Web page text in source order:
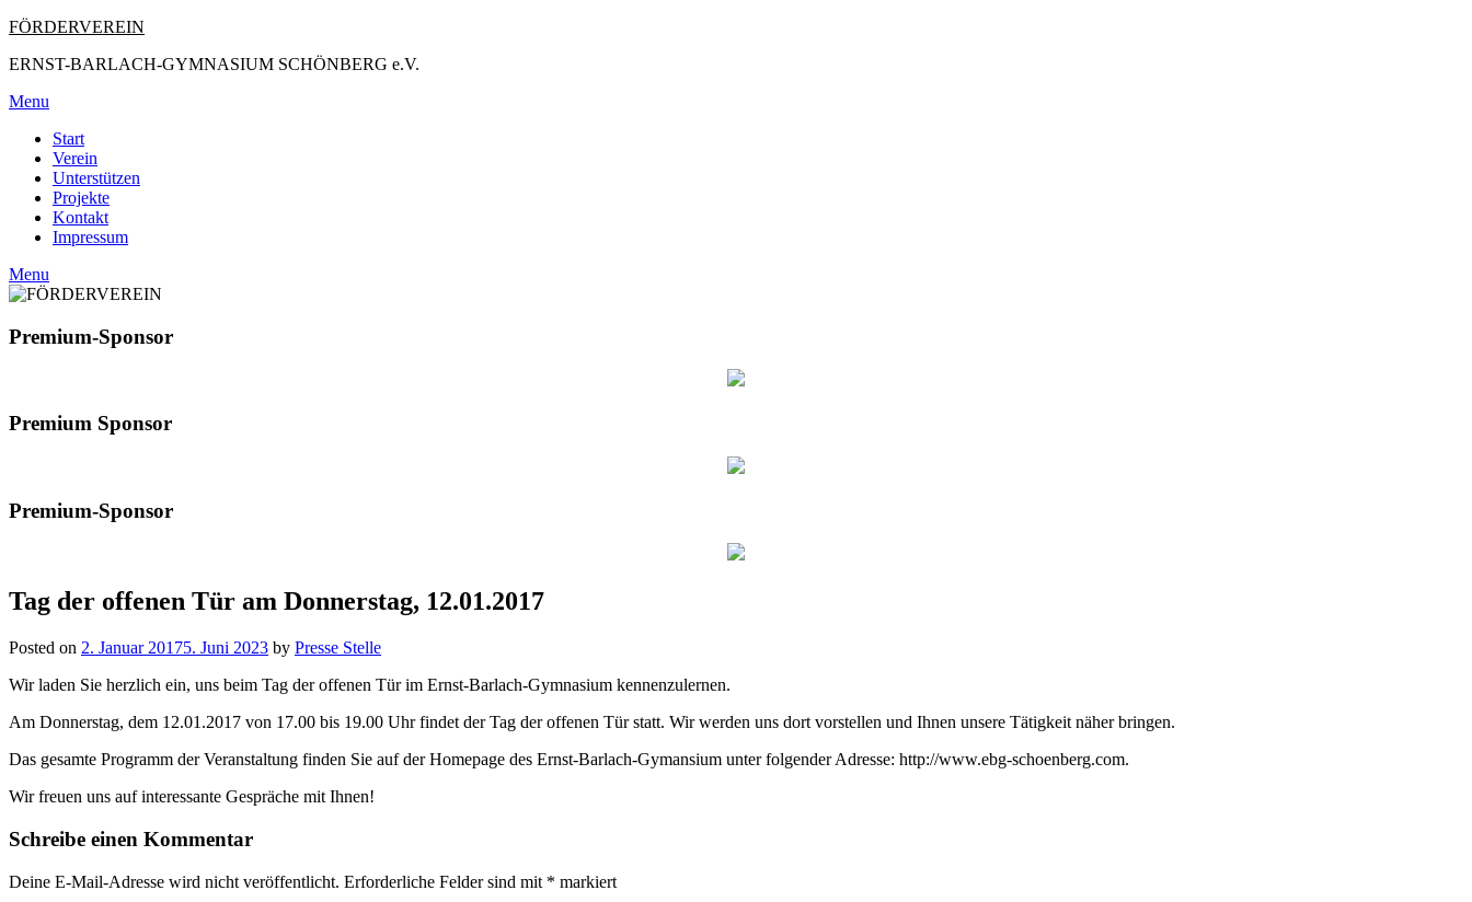
Skip
content
FÖRDERVEREIN
ERNST-BARLACH-GYMNASIUM SCHÖNBERG e.V.
Menu
Start
Verein
Unterstützen
Projekte
Kontakt
Impressum
Menu
Premium-Sponsor
Premium Sponsor
Premium-Sponsor
Tag der offenen Tür am Donnerstag, 12.01.2017
Posted on 2. Januar 20175. Juni 2023 by Presse Stelle
Wir laden Sie herzlich ein, uns beim Tag der offenen Tür im Ernst-Barlach-Gymnasium kennenzulernen.
Am Donnerstag, dem 12.01.2017 von 17.00 bis 19.00 Uhr findet der Tag der offenen Tür statt. Wir werden uns dort vorstellen und Ihnen unsere Tätigkeit näher bringen.
Das gesamte Programm der Veranstaltung finden Sie auf der Homepage des Ernst-Barlach-Gymansium unter folgender Adresse: http://www.ebg-schoenberg.com.
Wir freuen uns auf interessante Gespräche mit Ihnen!
Schreibe einen Kommentar
Deine E-Mail-Adresse wird nicht veröffentlicht. Erforderliche Felder sind mit * markiert